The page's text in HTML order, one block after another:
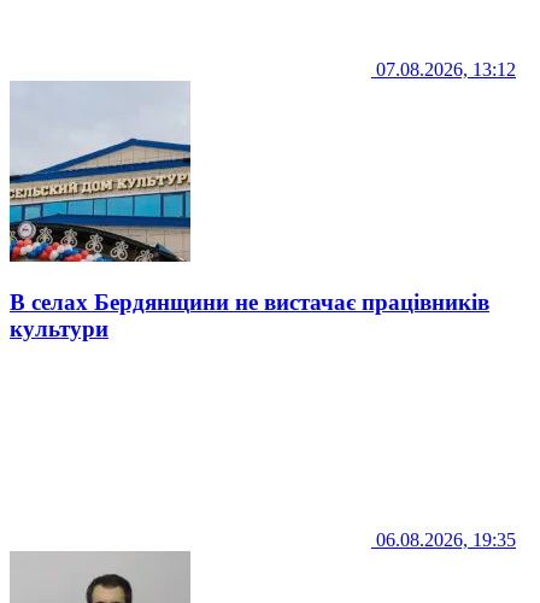
07.08.2026, 13:12
В селах Бердянщини не вистачає працівників
культури
06.08.2026, 19:35